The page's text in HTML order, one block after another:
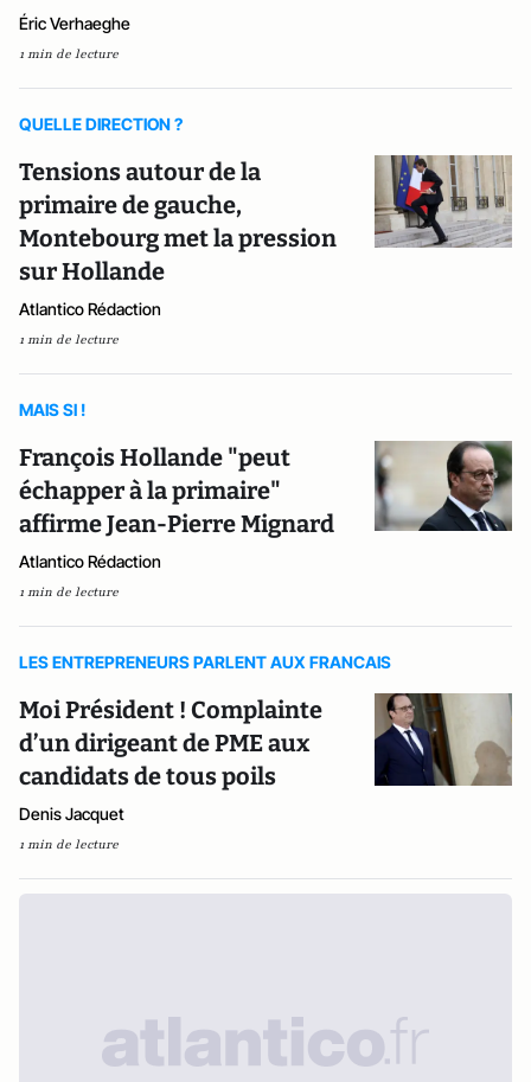
Éric Verhaeghe
1 min de lecture
QUELLE DIRECTION ?
Tensions autour de la
primaire de gauche,
Montebourg met la pression
sur Hollande
Atlantico Rédaction
1 min de lecture
MAIS SI !
François Hollande "peut
échapper à la primaire"
affirme Jean-Pierre Mignard
Atlantico Rédaction
1 min de lecture
LES ENTREPRENEURS PARLENT AUX FRANCAIS
Moi Président ! Complainte
d’un dirigeant de PME aux
candidats de tous poils
Denis Jacquet
1 min de lecture